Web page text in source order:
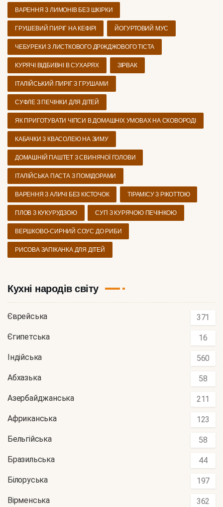
ВАРЕННЯ З ЛИМОНІВ БЕЗ ШКІРКИ
ГРУШЕВИЙ ПИРІГ НА КЕФІРІ ЙОГУРТОВИЙ МУС
ЧЕБУРЕКИ З ЛИСТКОВОГО ДРІЖДЖОВОГО ТІСТА
КУРЯЧІ ВІДБИВНІ В СУХАРЯХ ЗІРВАК
ІТАЛІЙСЬКИЙ ПИРІГ З ГРУШАМИ
СУФЛЕ З ПЕЧІНКИ ДЛЯ ДІТЕЙ
ЯК ПРИГОТУВАТИ ЧІПСИ В ДОМАШНІХ УМОВАХ НА СКОВОРОДІ
КАБАЧКИ З КВАСОЛЕЮ НА ЗИМУ
ДОМАШНІЙ ПАШТЕТ З СВИНЯЧОЇ ГОЛОВИ
ІТАЛІЙСЬКА ПАСТА З ПОМІДОРАМИ
ВАРЕННЯ З АЛИЧІ БЕЗ КІСТОЧОК ТІРАМІСУ З РІКОТТОЮ
ПЛОВ З КУКУРУДЗОЮ СУП З КУРЯЧОЮ ПЕЧІНКОЮ
ВЕРШКОВО-СИРНИЙ СОУС ДО РИБИ
РИСОВА ЗАПІКАНКА ДЛЯ ДІТЕЙ
Кухні народів світу
Єврейська 371
Єгипетська 16
Індійська 560
Абхазька 58
Азербайджанська 211
Африканська 123
Бельгійська 58
Бразильська 44
Білоруська 197
Вірменська 362